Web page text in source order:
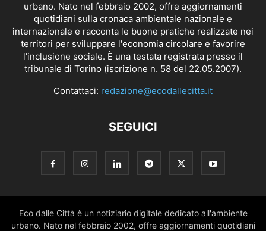
urbano. Nato nel febbraio 2002, offre aggiornamenti
quotidiani sulla cronaca ambientale nazionale e
internazionale e racconta le buone pratiche realizzate nei
territori per sviluppare l'economia circolare e favorire
l'inclusione sociale. È una testata registrata presso il
tribunale di Torino (iscrizione n. 58 del 22.05.2007).
Contattaci: redazione@ecodallecitta.it
SEGUICI
Eco dalle Città è un notiziario digitale dedicato all'ambiente
urbano. Nato nel febbraio 2002, offre aggiornamenti quotidiani